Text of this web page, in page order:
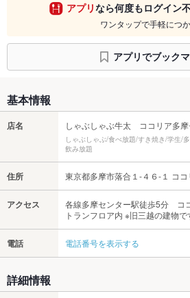
アプリなら何度もログイン
ワンタップで手軽につ
アプリでブック
基本情報
店名 しゃぶしゃぶ牛太 ココリア多
しゃぶしゃぶ/食べ放題/すき焼き/学生/
飲み放題
住所 東京都多摩市落合１‐４６‐１ コ
アクセス
各線多摩センター駅徒歩5分 コ
トランフロア内 ※旧三越の建物で
電話 電話番号を表示する
詳細情報